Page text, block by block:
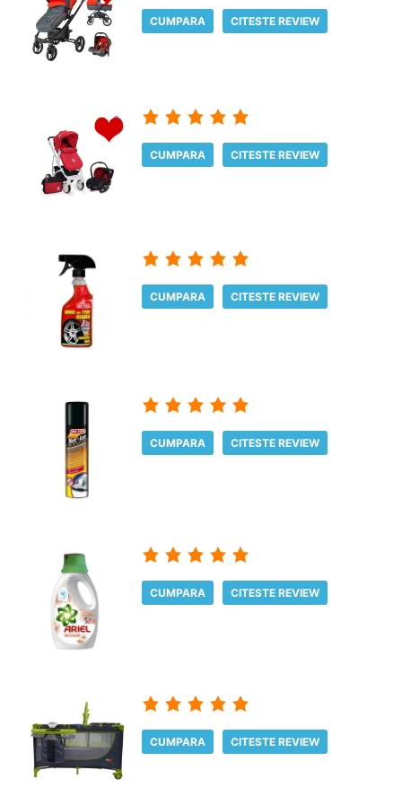
CUMPARA CITESTE REVIEW
CUMPARA CITESTE REVIEW
CUMPARA CITESTE REVIEW
CUMPARA CITESTE REVIEW
CUMPARA CITESTE REVIEW
CUMPARA CITESTE REVIEW